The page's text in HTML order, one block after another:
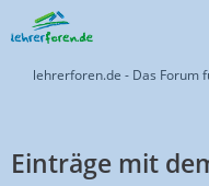
lehrerforen.de - Das Forum
Einträge mit